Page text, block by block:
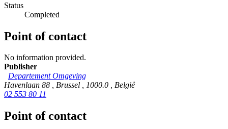
Status
Completed
Point of contact
No information provided.
Publisher
Departement Omgeving
Havenlaan 88 , Brussel , 1000.0 , België
02 553 80 11
Point of contact